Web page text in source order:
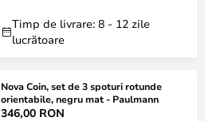
Timp de livrare: 8 - 12 zile
lucrătoare
Nova Coin, set de 3 spoturi rotunde
orientabile, negru mat - Paulmann
346,00 RON